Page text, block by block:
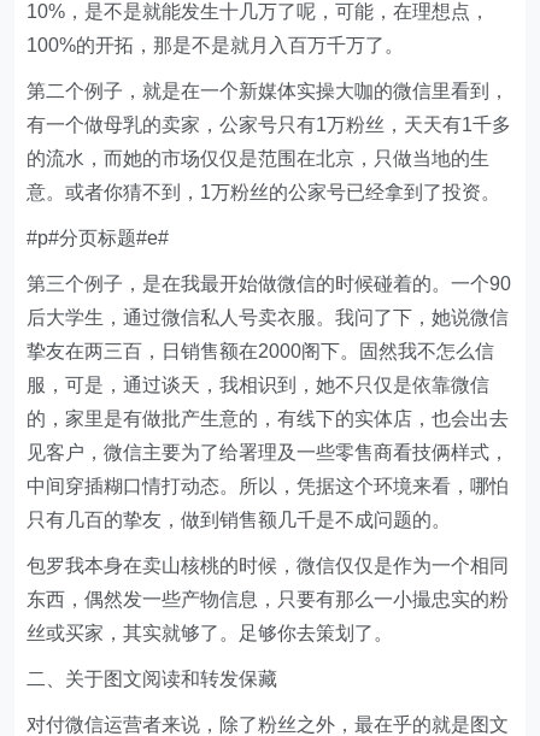
10%，是不是就能发生十几万了呢，可能，在理想点，
100%的开拓，那是不是就月入百万千万了。
第二个例子，就是在一个新媒体实操大咖的微信里看到，
有一个做母乳的卖家，公家号只有1万粉丝，天天有1千多
的流水，而她的市场仅仅是范围在北京，只做当地的生
意。或者你猜不到，1万粉丝的公家号已经拿到了投资。
#p#分页标题#e#
第三个例子，是在我最开始做微信的时候碰着的。一个90
后大学生，通过微信私人号卖衣服。我问了下，她说微信
挚友在两三百，日销售额在2000阁下。固然我不怎么信
服，可是，通过谈天，我相识到，她不只仅是依靠微信
的，家里是有做批产生意的，有线下的实体店，也会出去
见客户，微信主要为了给署理及一些零售商看技俩样式，
中间穿插糊口情打动态。所以，凭据这个环境来看，哪怕
只有几百的挚友，做到销售额几千是不成问题的。
包罗我本身在卖山核桃的时候，微信仅仅是作为一个相同
东西，偶然发一些产物信息，只要有那么一小撮忠实的粉
丝或买家，其实就够了。足够你去策划了。
二、关于图文阅读和转发保藏
对付微信运营者来说，除了粉丝之外，最在乎的就是图文